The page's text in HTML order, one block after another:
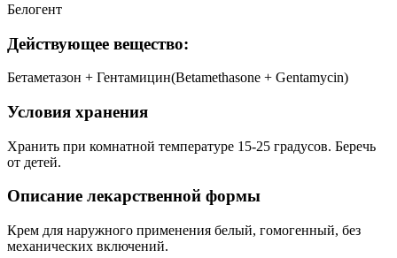
Белогент
Действующее вещество:
Бетаметазон + Гентамицин(Betamethasone + Gentamycin)
Условия хранения
Хранить при комнатной температуре 15-25 градусов. Беречь
от детей.
Описание лекарственной формы
Крем для наружного применения белый, гомогенный, без
механических включений.